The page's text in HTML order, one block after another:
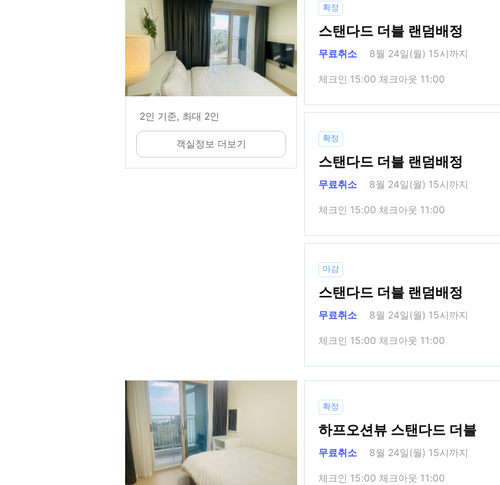
2인 기준, 최대 2인
객실정보 더보기
확정
스탠다드 더블 랜덤배정
무료취소 8월 24일(월) 15시까지
체크인 15:00 체크아웃 11:00
확정
스탠다드 더블 랜덤배정
무료취소 8월 24일(월) 15시까지
체크인 15:00 체크아웃 11:00
마감
스탠다드 더블 랜덤배정
무료취소 8월 24일(월) 15시까지
체크인 15:00 체크아웃 11:00
확정
하프오션뷰 스탠다드 더블
무료취소 8월 24일(월) 15시까지
체크인 15:00 체크아웃 11:00